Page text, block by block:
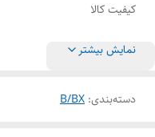
کیفیت کالا
نمایش بیشتر
دسته‌بندی:
B/BX